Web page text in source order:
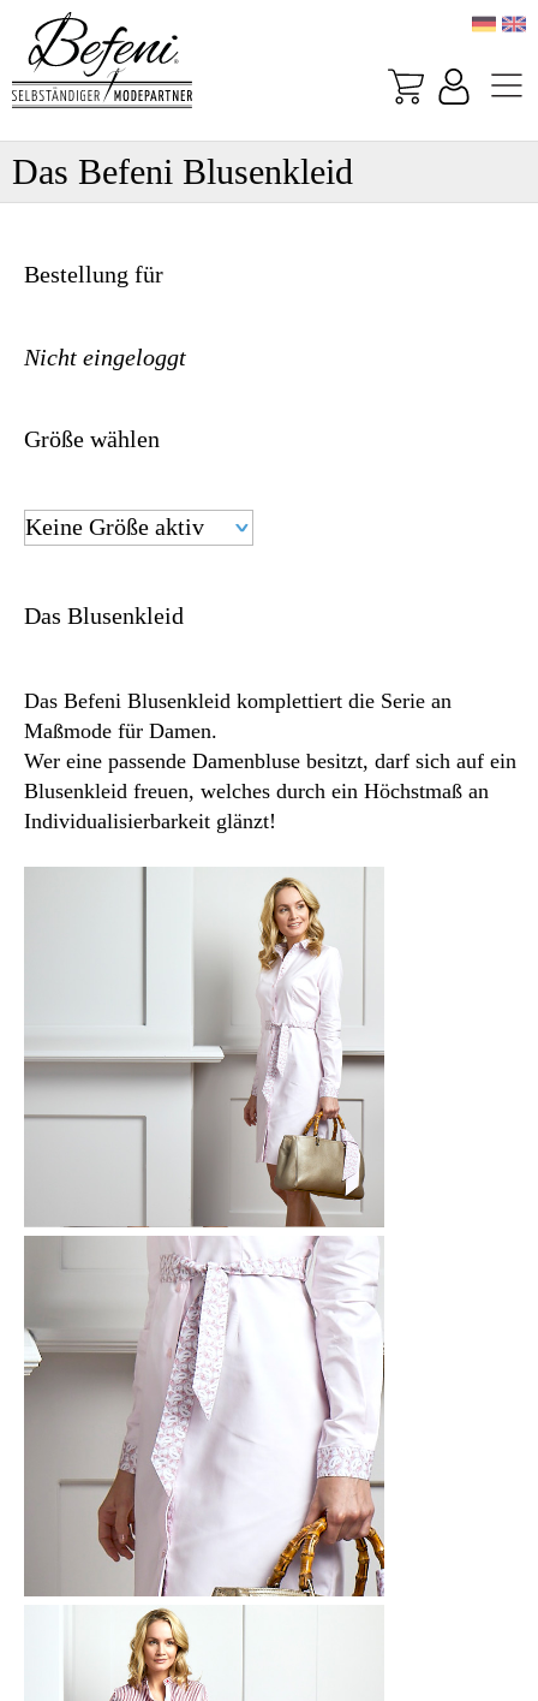
Das Befeni Blusenkleid
Bestellung für
Nicht eingeloggt
Größe wählen
Das Blusenkleid
Das Befeni Blusenkleid komplettiert die Serie an
Maßmode für Damen.
Wer eine passende Damenbluse besitzt, darf sich auf ein
Blusenkleid freuen, welches durch ein Höchstmaß an
Individualisierbarkeit glänzt!